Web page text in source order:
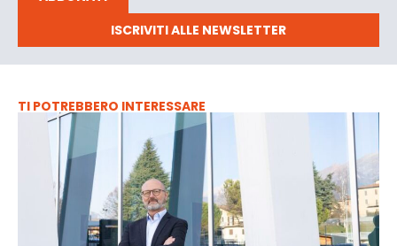
ISCRIVITI ALLE NEWSLETTER
TI POTREBBERO INTERESSARE